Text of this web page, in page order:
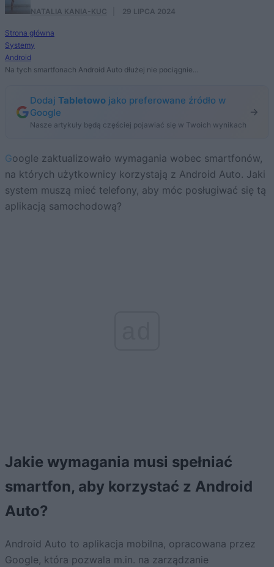
NATALIA KANIA-KUC 29 LIPCA 2024
Strona główna
Systemy
Android
Na tych smartfonach Android Auto dłużej nie pociągnie…
Dodaj Tabletowo jako preferowane źródło w
Google
Nasze artykuły będą częściej pojawiać się w Twoich wynikach
Google zaktualizowało wymagania wobec smartfonów,
na których użytkownicy korzystają z Android Auto. Jaki
system muszą mieć telefony, aby móc posługiwać się tą
aplikacją samochodową?
Jakie wymagania musi spełniać
smartfon, aby korzystać z Android
Auto?
Android Auto to aplikacja mobilna, opracowana przez
Google, która pozwala m.in. na zarządzanie